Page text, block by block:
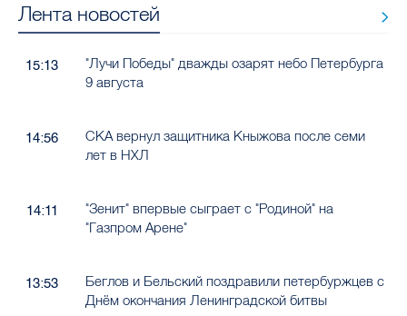
Лента новостей
15:13
"Лучи Победы" дважды озарят небо Петербурга
9 августа
14:56
СКА вернул защитника Кныжова после семи
лет в НХЛ
14:11
"Зенит" впервые сыграет с "Родиной" на
"Газпром Арене"
13:53
Беглов и Бельский поздравили петербуржцев с
Днём окончания Ленинградской битвы